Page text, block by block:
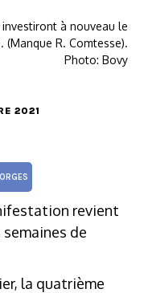
à nouveau le
R. Comtesse).
Photo: Bovy
2021
revient
de
la quatrième